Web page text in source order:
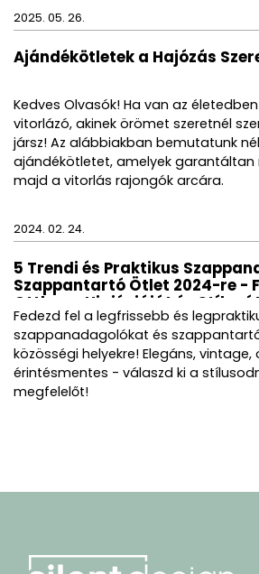
2025. 05. 26.
Ajándékötletek a Hajózás
Kedves Olvasók! Ha van az
vitorlázó, akinek örömet szeretnél
jársz! Az alábbiakban bemutatunk
ajándékötletet, amelyek
majd a vitorlás rajongók arcára.
2024. 02. 24.
5 Trendi és Praktikus
Szappantartó Ötlet 2024-re -
Otthona Higiéniáját és
Fedezd fel a legfrissebb és
szappanadagolókat és
közösségi helyekre! Elegáns,
érintésmentes - válaszd ki a
megfelelőt!